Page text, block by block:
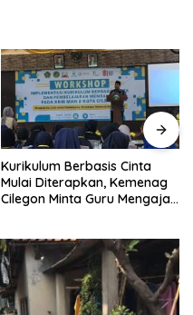
Kurikulum Berbasis Cinta
Mulai Diterapkan, Kemenag
Cilegon Minta Guru Mengajar